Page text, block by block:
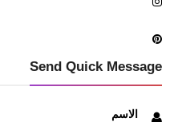
Send Quick Message
الاسم